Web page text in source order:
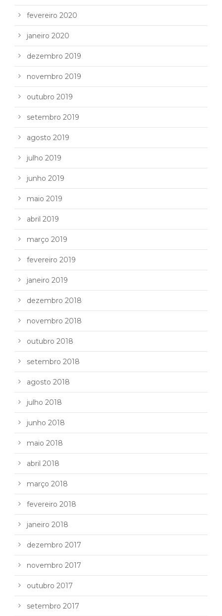
fevereiro 2020
janeiro 2020
dezembro 2019
novembro 2019
outubro 2019
setembro 2019
agosto 2019
julho 2019
junho 2019
maio 2019
abril 2019
março 2019
fevereiro 2019
janeiro 2019
dezembro 2018
novembro 2018
outubro 2018
setembro 2018
agosto 2018
julho 2018
junho 2018
maio 2018
abril 2018
março 2018
fevereiro 2018
janeiro 2018
dezembro 2017
novembro 2017
outubro 2017
setembro 2017